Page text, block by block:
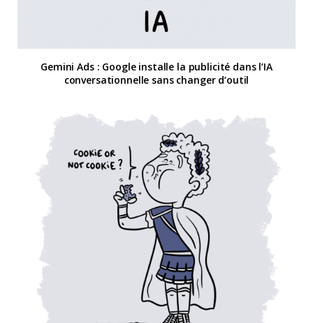
Gemini Ads : Google installe la publicité dans l’IA
conversationnelle sans changer d’outil